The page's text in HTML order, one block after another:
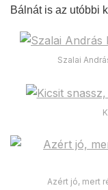
Bálnát is az utóbbi
Szalai
Azért jó, mert